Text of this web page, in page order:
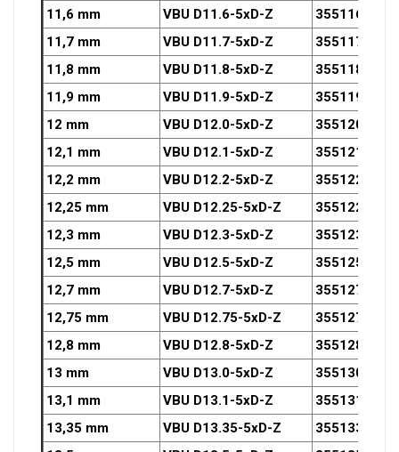
11,6 mm
VBU D11.6-5xD-Z
3551160OZ
11,7 mm
VBU D11.7-5xD-Z
3551170OZ
11,8 mm
VBU D11.8-5xD-Z
3551180OZ
11,9 mm
VBU D11.9-5xD-Z
3551190OZ
12 mm
VBU D12.0-5xD-Z
3551200OZ
12,1 mm
VBU D12.1-5xD-Z
3551210OZ
12,2 mm
VBU D12.2-5xD-Z
3551220OZ
12,25 mm
VBU D12.25-5xD-Z
3551225OZ
12,3 mm
VBU D12.3-5xD-Z
3551230OZ
12,5 mm
VBU D12.5-5xD-Z
3551250OZ
12,7 mm
VBU D12.7-5xD-Z
3551270OZ
12,75 mm
VBU D12.75-5xD-Z
3551275OZ
12,8 mm
VBU D12.8-5xD-Z
3551280OZ
13 mm
VBU D13.0-5xD-Z
3551300OZ
13,1 mm
VBU D13.1-5xD-Z
3551310OZ
13,35 mm
VBU D13.35-5xD-Z
3551335OZ